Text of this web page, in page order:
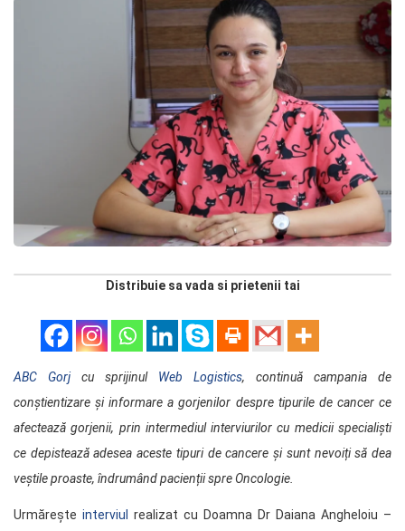
Distribuie sa vada si prietenii tai
ABC Gorj cu sprijinul Web Logistics, continuă campania de
conștientizare și informare a gorjenilor despre tipurile de cancer ce
afectează gorjenii, prin intermediul interviurilor cu medicii specialiști
ce depistează adesea aceste tipuri de cancere și sunt nevoiți să dea
veștile proaste, îndrumând pacienții spre Oncologie.
Urmărește interviul
realizat cu Doamna Dr Daiana Angheloiu –